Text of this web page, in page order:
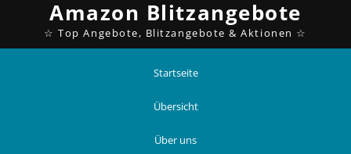
Startseite
Übersicht
Über uns